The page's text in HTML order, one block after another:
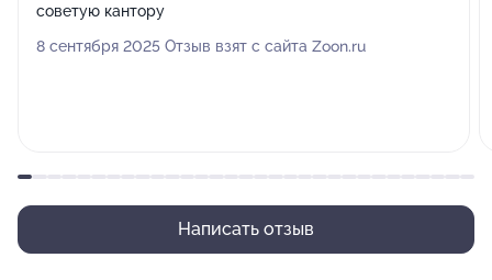
советую кантору
8 сентября 2025 Отзыв взят с сайта Zoon.ru
Написать отзыв